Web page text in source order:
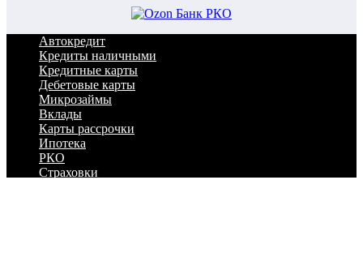
Автокредит
Кредиты наличными
Кредитные карты
Дебетовые карты
Микрозаймы
Вклады
Карты рассрочки
Ипотека
РКО
Страховки